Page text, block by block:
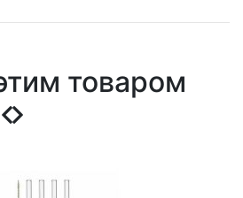
товаром